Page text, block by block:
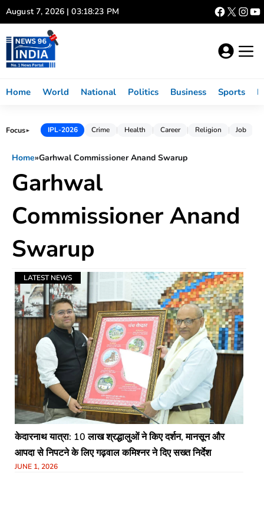
Skip
to
content
August 7, 2026 | 03:18:23 PM
Home World National Politics Business Sports
Focus► IPL-2026 Crime Health Career Religion Job
Home»Garhwal Commissioner Anand Swarup
Garhwal
Commissioner Anand
Swarup
LATEST NEWS
केदारनाथ यात्रा: 10 लाख श्रद्धालुओं ने किए दर्शन, मानसून और
आपदा से निपटने के लिए गढ़वाल कमिश्नर ने दिए सख्त निर्देश​
JUNE 1, 2026